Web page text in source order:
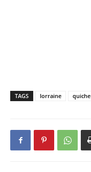
TAGS lorraine quiche